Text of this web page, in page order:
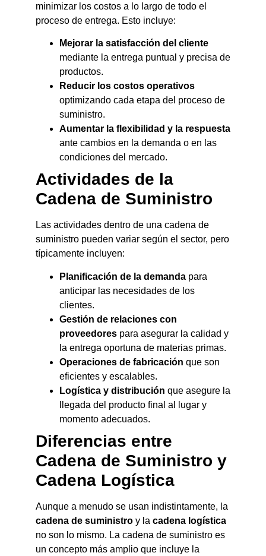
minimizar los costos a lo largo de todo el
proceso de entrega. Esto incluye:
Mejorar la satisfacción del cliente
mediante la entrega puntual y precisa de
productos.
Reducir los costos operativos
optimizando cada etapa del proceso de
suministro.
Aumentar la flexibilidad y la respuesta
ante cambios en la demanda o en las
condiciones del mercado.
Actividades de la
Cadena de Suministro
Las actividades dentro de una cadena de
suministro pueden variar según el sector, pero
típicamente incluyen:
Planificación de la demanda para
anticipar las necesidades de los
clientes.
Gestión de relaciones con
proveedores para asegurar la calidad y
la entrega oportuna de materias primas.
Operaciones de fabricación que son
eficientes y escalables.
Logística y distribución que asegure la
llegada del producto final al lugar y
momento adecuados.
Diferencias entre
Cadena de Suministro y
Cadena Logística
Aunque a menudo se usan indistintamente, la
cadena de suministro y la cadena logística
no son lo mismo. La cadena de suministro es
un concepto más amplio que incluye la